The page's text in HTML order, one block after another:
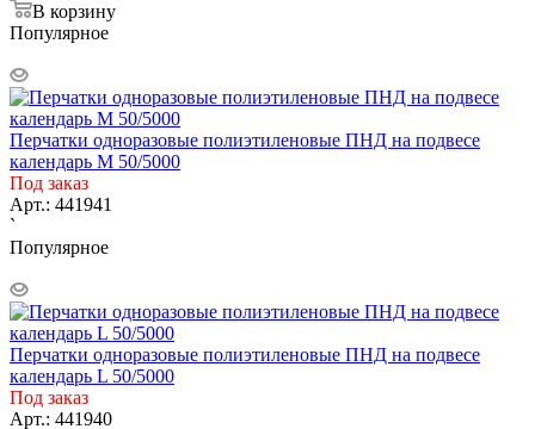
В корзину
Популярное
Перчатки одноразовые полиэтиленовые ПНД на подвесе
календарь M 50/5000
Под заказ
Арт.: 441941
`
Популярное
Перчатки одноразовые полиэтиленовые ПНД на подвесе
календарь L 50/5000
Под заказ
Арт.: 441940